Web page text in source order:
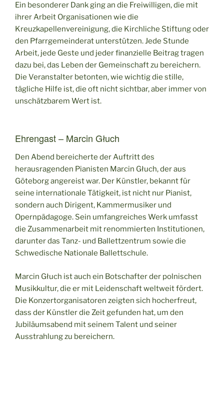
Ein besonderer Dank ging an die Freiwilligen, die mit
ihrer Arbeit Organisationen wie die
Kreuzkapellenvereinigung, die Kirchliche Stiftung oder
den Pfarrgemeinderat unterstützen. Jede Stunde
Arbeit, jede Geste und jeder finanzielle Beitrag tragen
dazu bei, das Leben der Gemeinschaft zu bereichern.
Die Veranstalter betonten, wie wichtig die stille,
tägliche Hilfe ist, die oft nicht sichtbar, aber immer von
unschätzbarem Wert ist.
Ehrengast – Marcin Głuch
Den Abend bereicherte der Auftritt des
herausragenden Pianisten Marcin Głuch, der aus
Göteborg angereist war. Der Künstler, bekannt für
seine internationale Tätigkeit, ist nicht nur Pianist,
sondern auch Dirigent, Kammermusiker und
Opernpädagoge. Sein umfangreiches Werk umfasst
die Zusammenarbeit mit renommierten Institutionen,
darunter das Tanz- und Ballettzentrum sowie die
Schwedische Nationale Ballettschule.
Marcin Głuch ist auch ein Botschafter der polnischen
Musikkultur, die er mit Leidenschaft weltweit fördert.
Die Konzertorganisatoren zeigten sich hocherfreut,
dass der Künstler die Zeit gefunden hat, um den
Jubiläumsabend mit seinem Talent und seiner
Ausstrahlung zu bereichern.